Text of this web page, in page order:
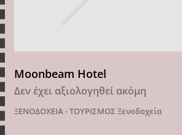
Moonbeam Hotel
Δεν έχει αξιολογηθεί ακόμη
ΞΕΝΟΔΟΧΕΙΑ - ΤΟΥΡΙΣΜΟΣ Ξενοδοχεία